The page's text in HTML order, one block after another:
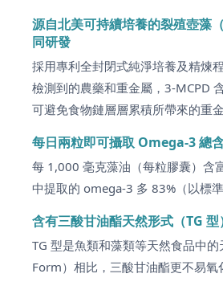
源自北美可持續培養的裂殖壺藻
同研發
採用專利全封閉式純淨培養及精煉
檢測到的農藥和重金屬，3-MCPD
可避免食物鏈層層累積所帶來的重
每日兩粒即可攝取 Omega-3 總
每 1,000 毫克藻油（每粒膠囊）含
中提取的 omega-3 多 83%（以標
含有三酸甘油酯天然形式（TG
TG 型是魚類和藻類等天然食品中
Form）相比，三酸甘油酯更不易氧